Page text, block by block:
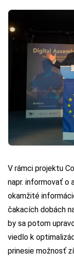
V rámci projektu
napr. informovať o
okamžité
čakacích dobách
by sa potom
viedlo k
prinesie možnosť